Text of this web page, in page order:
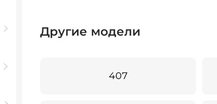
Другие модели
407